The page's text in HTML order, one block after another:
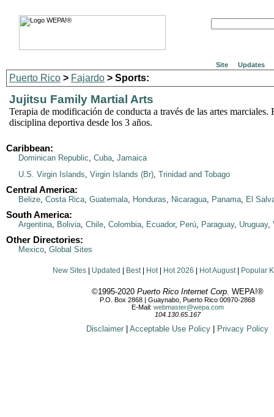
Site Updates
Puerto Rico > Fajardo > Sports:
Jujitsu Family Martial Arts
Terapia de modificación de conducta a través de las artes marciales.
disciplina deportiva desde los 3 años.
Caribbean:
Dominican Republic, Cuba, Jamaica
U.S. Virgin Islands, Virgin Islands (Br), Trinidad and Tobago
Central America:
Belize, Costa Rica, Guatemala, Honduras, Nicaragua, Panama, El
South America:
Argentina, Bolivia, Chile, Colombia, Ecuador, Perú, Paraguay, Uruguay,
Other Directories:
Mexico, Global Sites
New Sites Updated Best| Hot| Hot 2026 Hot August| Popular
©1995-2020 Puerto Rico Internet Corp. WEPA!®
P.O. Box 2868 | Guaynabo, Puerto Rico 00970-2868
E-Mail: webmaster@wepa.com
104.130.65.167
Disclaimer Acceptable Use Policy Privacy Policy